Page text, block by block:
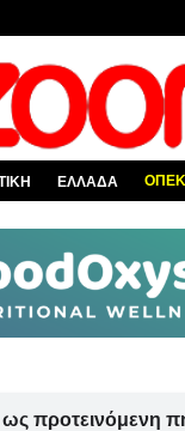
και όλη την Εύβοια
Ελλάδα
ΕΛΛΑΔΑ
προτεινόμενη